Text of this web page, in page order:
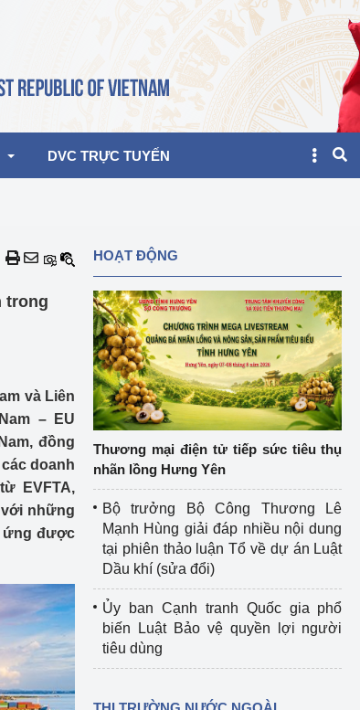
đạo Bộ
kỹ thuật an toàn lao
quản lý của
DVC TRỰC TUYẾN
trong
và Liên
– EU
đồng
doanh
EVFTA,
những
ứng được
HOẠT ĐỘNG
Thương mại điện tử tiếp sức tiêu thụ
nhãn lồng Hưng Yên
Bộ trưởng Bộ Công Thương Lê
Mạnh Hùng giải đáp nhiều nội dung
tại phiên thảo luận Tổ về dự án Luật
Dầu khí (sửa đổi)
Ủy ban Cạnh tranh Quốc gia phổ
biến Luật Bảo vệ quyền lợi người
tiêu dùng